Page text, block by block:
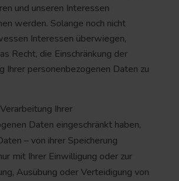
und unseren Interessen
werden. Solange noch nicht
Interessen überwiegen,
Recht, die Einschränkung der
Ihrer personenbezogenen Daten zu
Ihrer
Daten eingeschränkt haben,
– von ihrer Speicherung
mit Ihrer Einwilligung oder zur
Ausübung oder Verteidigung von